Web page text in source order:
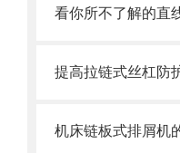
提高拉链式丝杠防
机床链板式排屑机